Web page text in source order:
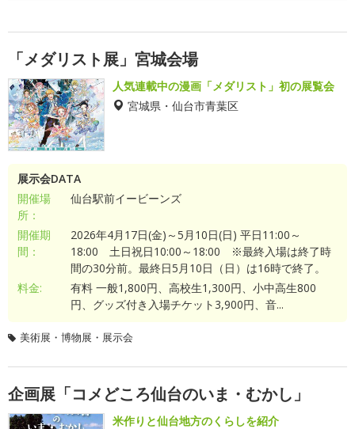
「メダリスト展」宮城会場
人気連載中の漫画「メダリスト」初の展覧会
宮城県・仙台市青葉区
展示会DATA
開催場
所：
仙台駅前イービーンズ
開催期
間：
2026年4月17日(金)～5月10日(日) 平日11:00～
18:00 土日祝日10:00～18:00 ※最終入場は終了時
間の30分前。最終日5月10日（日）は16時で終了。
料金:
有料 一般1,800円、高校生1,300円、小中高生800
円、グッズ付き入場チケット3,900円、音...
美術展・博物展・展示会
企画展「コメどころ仙台のいま・むかし」
米作りと仙台地方のくらしを紹介